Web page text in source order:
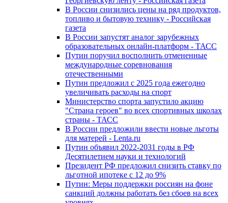
В России снизились цены на ряд продуктов,
топливо и бытовую технику - Российская
газета
В России запустят аналог зарубежных
образовательных онлайн-платформ - ТАСС
Путин поручил восполнить отмененные
международные соревнования
отечественными
Путин предложил с 2025 года ежегодно
увеличивать расходы на спорт
Министерство спорта запустило акцию
"Страна героев" во всех спортивных школах
страны - ТАСС
В России предложили ввести новые льготы
для матерей - Lenta.ru
Путин объявил 2022-2031 годы в РФ
Десятилетием науки и технологий
Президент РФ предложил снизить ставку по
льготной ипотеке с 12 до 9%
Путин: Меры поддержки россиян на фоне
санкций должны работать без сбоев на всех